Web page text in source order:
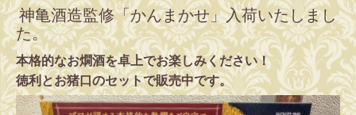
神亀酒造監修「かんまかせ」入荷いたしまし
た。
本格的なお燗酒を卓上でお楽しみください！
徳利とお猪口のセットで販売中です。